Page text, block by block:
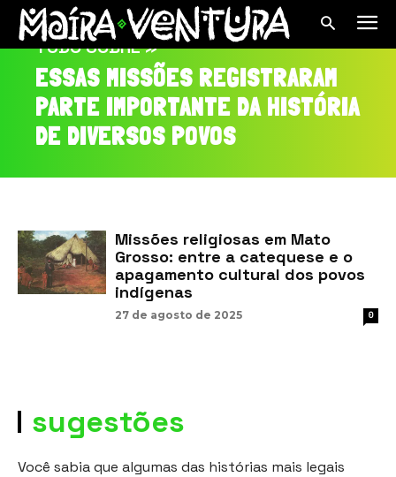
TUDO SOBRE »
ESSAS MISSÕES REGISTRARAM
PARTE IMPORTANTE DA HISTÓRIA
DE DIVERSOS POVOS
Missões religiosas em Mato
Grosso: entre a catequese e o
apagamento cultural dos povos
indígenas
27 de agosto de 2025 0
sugestões
Você sabia que algumas das histórias mais legais